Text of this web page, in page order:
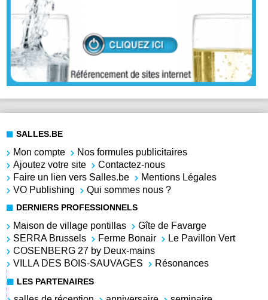
SALLES.BE
Mon compte
Nos formules publicitaires
Ajoutez votre site
Contactez-nous
Faire un lien vers Salles.be
Mentions Légales
VO Publishing
Qui sommes nous ?
DERNIERS PROFESSIONNELS
Maison de village pontillas
Gîte de Favarge
SERRA Brussels
Ferme Bonair
Le Pavillon Vert
COSENBERG 27 by Deux-mains
VILLA DES BOIS-SAUVAGES
Résonances
LES PARTENAIRES